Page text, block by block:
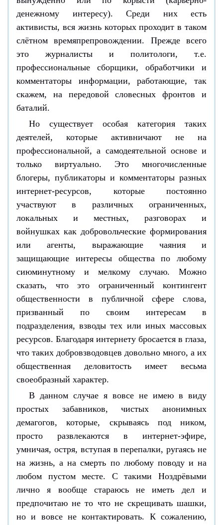
денежному интересу). Среди них есть
активисты, вся жизнь которых проходит в таком
слётном времяпрепровождении. Прежде всего
это журналисты и политологи, т.е.
профессиональные сборщики, обработчики и
комментаторы информации, работающие, так
скажем, на передовой словесных фронтов и
баталий.
Но существует особая категория таких
деятелей, которые активничают не на
профессиональной, а самодеятельной основе и
только виртуально. Это многочисленные
блогеры, публикаторы и комментаторы разных
интернет-ресурсов, которые постоянно
участвуют в различных ограниченных,
локальных и местных, разговорах и
войнушках как добровольческие формирования
или агенты, выражающие чаяния и
защищающие интересы общества по любому
сиюминутному и мелкому случаю. Можно
сказать, что это ограниченный контингент
общественности в публичной сфере слова,
призванный по своим интересам в
подразделения, взводы тех или иных массовых
ресурсов. Благодаря интернету бросается в глаза,
что таких добровзводовцев довольно много, а их
общественная деловитость имеет весьма
своеобразный характер.
В данном случае я вовсе не имею в виду
простых забавников, чистых анонимных
демагогов, которые, скрываясь под ником,
просто развлекаются в интернет-эфире,
умничая, остря, вступая в перепалки, ругаясь не
на жизнь, а на смерть по любому поводу и на
любом пустом месте. С такими Ноздрёвыми
лично я вообще стараюсь не иметь дел и
предпочитаю не то что не скрещивать шашки,
но и вовсе не контактировать. К сожалению,